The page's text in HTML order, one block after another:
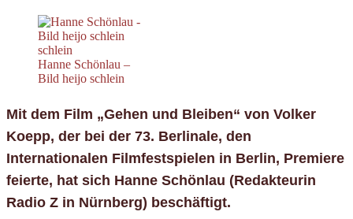
Hanne Schönlau –
Bild heijo schlein
Mit dem Film „Gehen und Bleiben“ von Volker
Koepp, der bei der 73. Berlinale, den
Internationalen Filmfestspielen in Berlin, Premiere
feierte, hat sich Hanne Schönlau (Redakteurin
Radio Z in Nürnberg) beschäftigt.